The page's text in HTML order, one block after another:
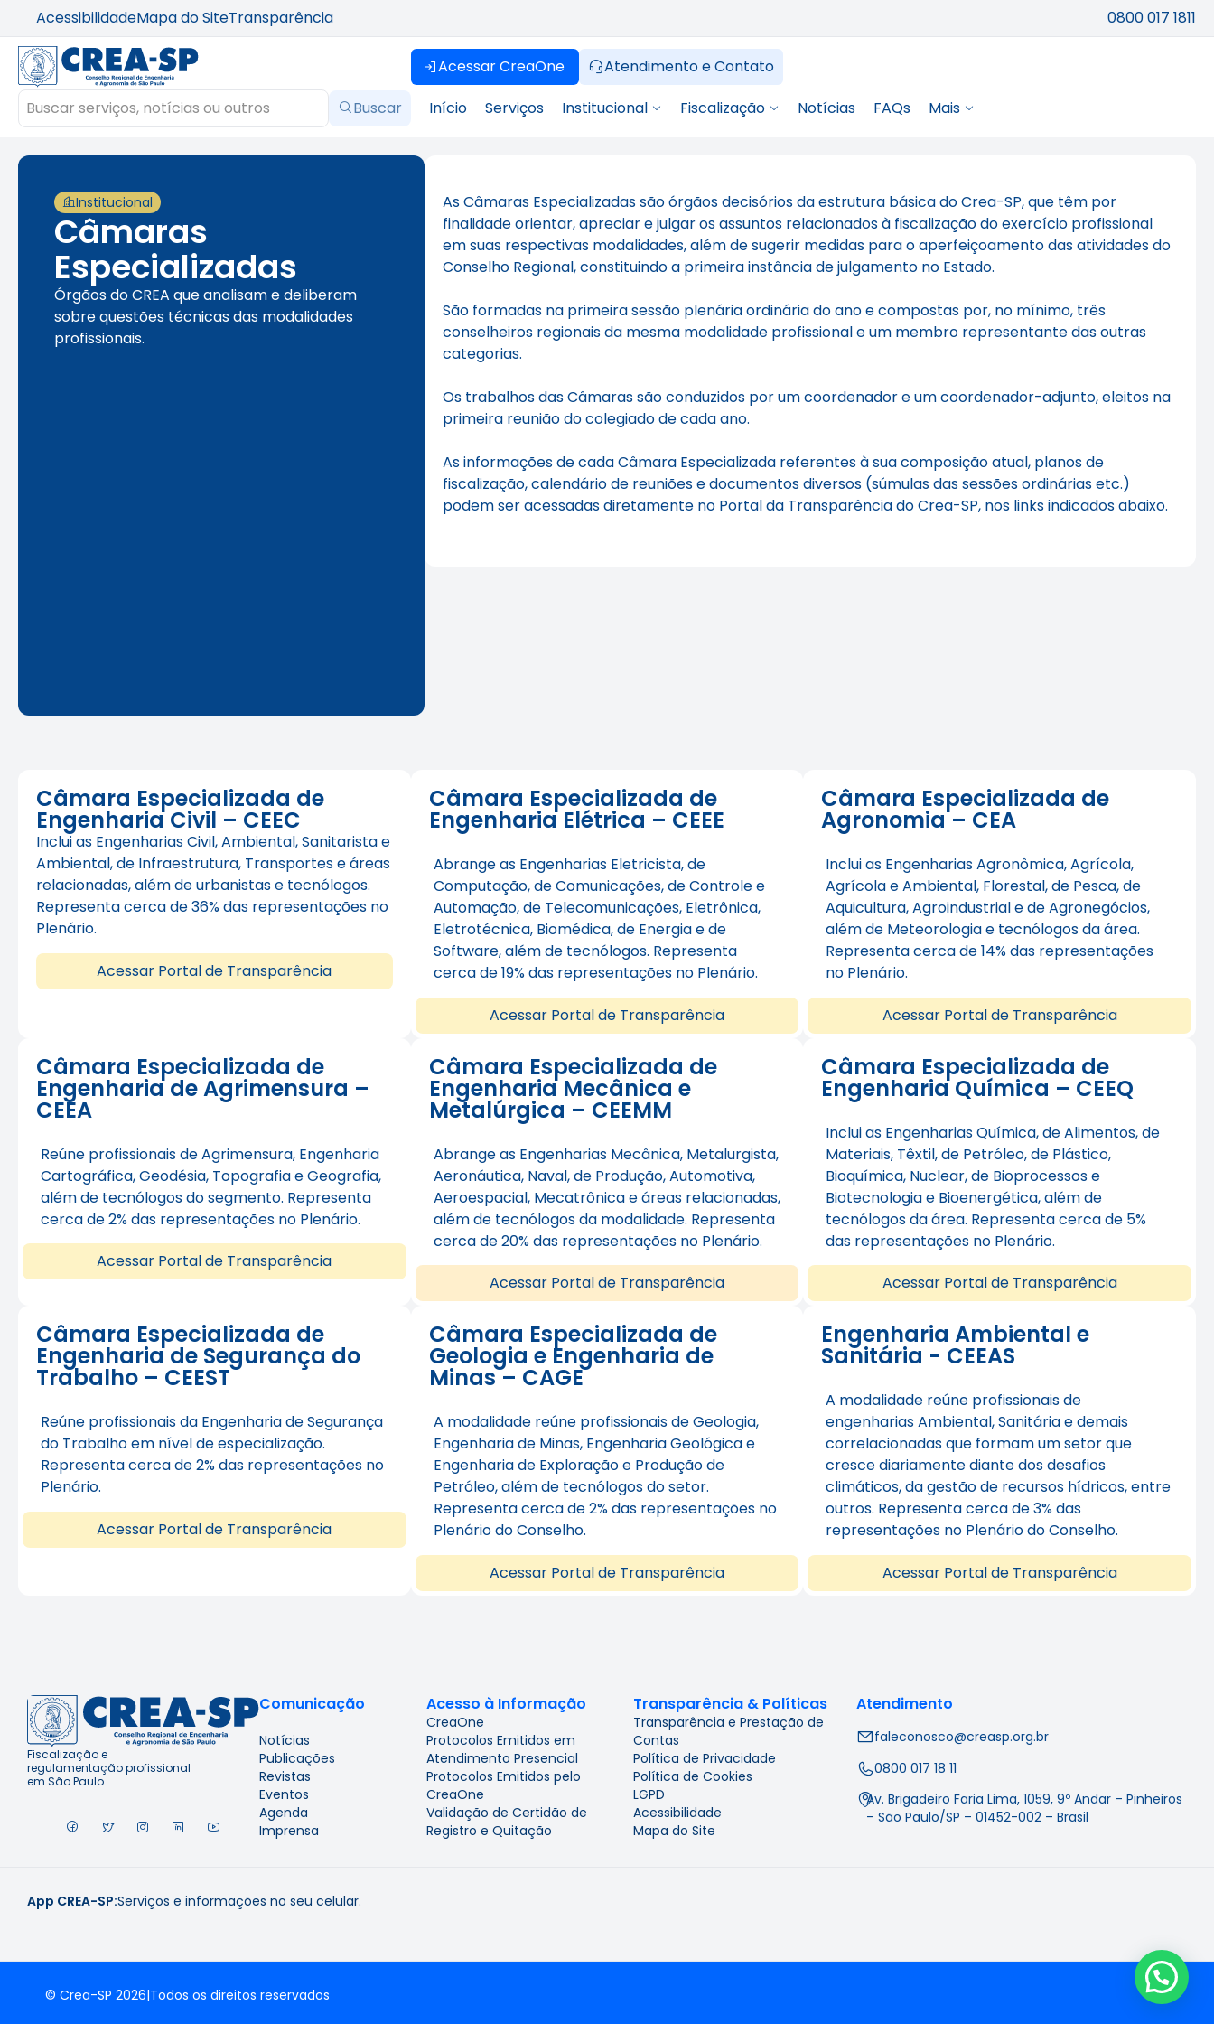
AcessibilidadeMapa do SiteTransparência 0800 017 1811
Acessar CreaOne
Atendimento e Contato
Buscar
Início Serviços Institucional Fiscalização Notícias FAQs Mais
Institucional
Câmaras
Especializadas
Órgãos do CREA que analisam e deliberam
sobre questões técnicas das modalidades
profissionais.
As Câmaras Especializadas são órgãos decisórios da estrutura básica do Crea-SP, que têm por
finalidade orientar, apreciar e julgar os assuntos relacionados à fiscalização do exercício profissional
em suas respectivas modalidades, além de sugerir medidas para o aperfeiçoamento das atividades do
Conselho Regional, constituindo a primeira instância de julgamento no Estado.
São formadas na primeira sessão plenária ordinária do ano e compostas por, no mínimo, três
conselheiros regionais da mesma modalidade profissional e um membro representante das outras
categorias.
Os trabalhos das Câmaras são conduzidos por um coordenador e um coordenador-adjunto, eleitos na
primeira reunião do colegiado de cada ano.
As informações de cada Câmara Especializada referentes à sua composição atual, planos de
fiscalização, calendário de reuniões e documentos diversos (súmulas das sessões ordinárias etc.)
podem ser acessadas diretamente no Portal da Transparência do Crea-SP, nos links indicados abaixo.
Câmara Especializada de
Engenharia Civil – CEEC
Inclui as Engenharias Civil, Ambiental, Sanitarista e
Ambiental, de Infraestrutura, Transportes e áreas
relacionadas, além de urbanistas e tecnólogos.
Representa cerca de 36% das representações no
Plenário.
Acessar Portal de Transparência
Câmara Especializada de
Engenharia Elétrica – CEEE
Abrange as Engenharias Eletricista, de
Computação, de Comunicações, de Controle e
Automação, de Telecomunicações, Eletrônica,
Eletrotécnica, Biomédica, de Energia e de
Software, além de tecnólogos. Representa
cerca de 19% das representações no Plenário.
Acessar Portal de Transparência
Câmara Especializada de
Agronomia – CEA
Inclui as Engenharias Agronômica, Agrícola,
Agrícola e Ambiental, Florestal, de Pesca, de
Aquicultura, Agroindustrial e de Agronegócios,
além de Meteorologia e tecnólogos da área.
Representa cerca de 14% das representações
no Plenário.
Acessar Portal de Transparência
Câmara Especializada de
Engenharia de Agrimensura –
CEEA
Reúne profissionais de Agrimensura, Engenharia
Cartográfica, Geodésia, Topografia e Geografia,
além de tecnólogos do segmento. Representa
cerca de 2% das representações no Plenário.
Acessar Portal de Transparência
Câmara Especializada de
Engenharia Mecânica e
Metalúrgica – CEEMM
Abrange as Engenharias Mecânica, Metalurgista,
Aeronáutica, Naval, de Produção, Automotiva,
Aeroespacial, Mecatrônica e áreas relacionadas,
além de tecnólogos da modalidade. Representa
cerca de 20% das representações no Plenário.
Acessar Portal de Transparência
Câmara Especializada de
Engenharia Química – CEEQ
Inclui as Engenharias Química, de Alimentos, de
Materiais, Têxtil, de Petróleo, de Plástico,
Bioquímica, Nuclear, de Bioprocessos e
Biotecnologia e Bioenergética, além de
tecnólogos da área. Representa cerca de 5%
das representações no Plenário.
Acessar Portal de Transparência
Câmara Especializada de
Engenharia de Segurança do
Trabalho – CEEST
Reúne profissionais da Engenharia de Segurança
do Trabalho em nível de especialização.
Representa cerca de 2% das representações no
Plenário.
Acessar Portal de Transparência
Câmara Especializada de
Geologia e Engenharia de
Minas – CAGE
A modalidade reúne profissionais de Geologia,
Engenharia de Minas, Engenharia Geológica e
Engenharia de Exploração e Produção de
Petróleo, além de tecnólogos do setor.
Representa cerca de 2% das representações no
Plenário do Conselho.
Acessar Portal de Transparência
Engenharia Ambiental e
Sanitária - CEEAS​
A modalidade reúne profissionais de
engenharias Ambiental, Sanitária e demais
correlacionadas que formam um setor que
cresce diariamente diante dos desafios
climáticos, da gestão de recursos hídricos, entre
outros. Representa cerca de 3% das
representações no Plenário do Conselho.
Acessar Portal de Transparência
Fiscalização e
regulamentação profissional
em São Paulo.
Comunicação
Notícias
Publicações
Revistas
Eventos
Agenda
Imprensa
Acesso à Informação
CreaOne
Protocolos Emitidos em
Atendimento Presencial
Protocolos Emitidos pelo
CreaOne
Validação de Certidão de
Registro e Quitação
Transparência & Políticas
Transparência e Prestação de
Contas
Política de Privacidade
Política de Cookies
LGPD
Acessibilidade
Mapa do Site
Atendimento
faleconosco@creasp.org.br
0800 017 18 11
Av. Brigadeiro Faria Lima, 1059, 9º Andar – Pinheiros
– São Paulo/SP – 01452-002 – Brasil
App CREA-SP:Serviços e informações no seu celular.
© Crea-SP 2026|Todos os direitos reservados